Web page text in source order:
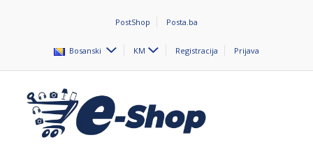
PostShop Posta.ba
Bosanski KM Registracija Prijava